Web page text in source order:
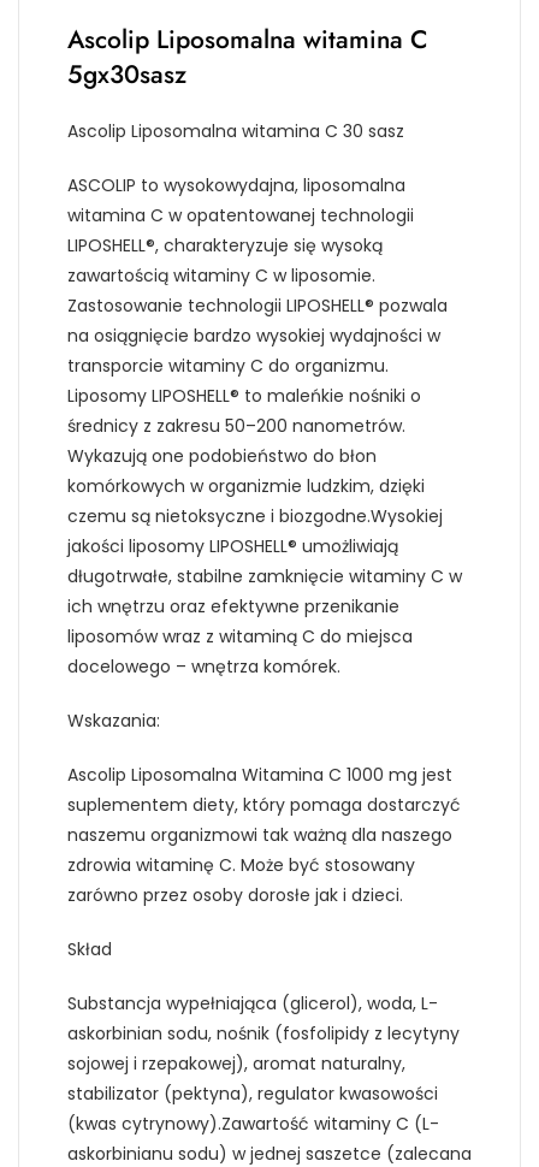
Ascolip Liposomalna witamina C
5gx30sasz
Ascolip Liposomalna witamina C 30 sasz
ASCOLIP to wysokowydajna, liposomalna
witamina C w opatentowanej technologii
LIPOSHELL®, charakteryzuje się wysoką
zawartością witaminy C w liposomie.
Zastosowanie technologii LIPOSHELL® pozwala
na osiągnięcie bardzo wysokiej wydajności w
transporcie witaminy C do organizmu.
Liposomy LIPOSHELL® to maleńkie nośniki o
średnicy z zakresu 50–200 nanometrów.
Wykazują one podobieństwo do błon
komórkowych w organizmie ludzkim, dzięki
czemu są nietoksyczne i biozgodne.Wysokiej
jakości liposomy LIPOSHELL® umożliwiają
długotrwałe, stabilne zamknięcie witaminy C w
ich wnętrzu oraz efektywne przenikanie
liposomów wraz z witaminą C do miejsca
docelowego – wnętrza komórek.
Wskazania:
Ascolip Liposomalna Witamina C 1000 mg jest
suplementem diety, który pomaga dostarczyć
naszemu organizmowi tak ważną dla naszego
zdrowia witaminę C. Może być stosowany
zarówno przez osoby dorosłe jak i dzieci.
Skład
Substancja wypełniająca (glicerol), woda, L-
askorbinian sodu, nośnik (fosfolipidy z lecytyny
sojowej i rzepakowej), aromat naturalny,
stabilizator (pektyna), regulator kwasowości
(kwas cytrynowy).Zawartość witaminy C (L-
askorbinianu sodu) w jednej saszetce (zalecana